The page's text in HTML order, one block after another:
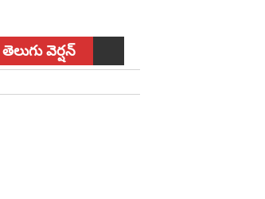
తెలుగు వెర్షన్